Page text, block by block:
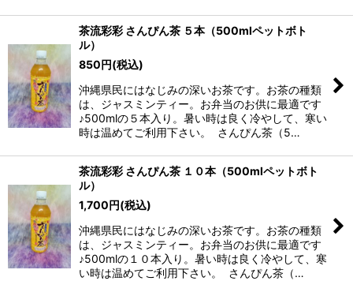
茶流彩彩 さんぴん茶 ５本（500mlペットボト
ル）
850 円(税込)
沖縄県民にはなじみの深いお茶です。お茶の種類
は、ジャスミンティー。お弁当のお供に最適です
♪500mlの５本入り。暑い時は良く冷やして、寒い
時は温めてご利用下さい。 さんぴん茶（5…
茶流彩彩 さんぴん茶 １０本（500mlペットボト
ル）
1,700 円(税込)
沖縄県民にはなじみの深いお茶です。お茶の種類
は、ジャスミンティー。お弁当のお供に最適です
♪500mlの１０本入り。暑い時は良く冷やして、寒
い時は温めてご利用下さい。 さんぴん茶（…